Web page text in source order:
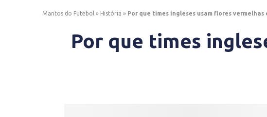
Mantos do Futebol » História » Por que times ingleses usam flores vermelhas
Por que times